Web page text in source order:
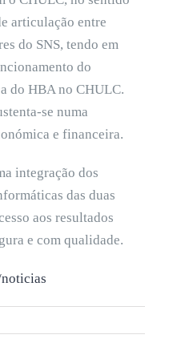
articulação entre
do SNS, tendo em
do
do HBA no CHULC.
se numa
e financeira.
integração dos
das duas
aos resultados
e com qualidade.